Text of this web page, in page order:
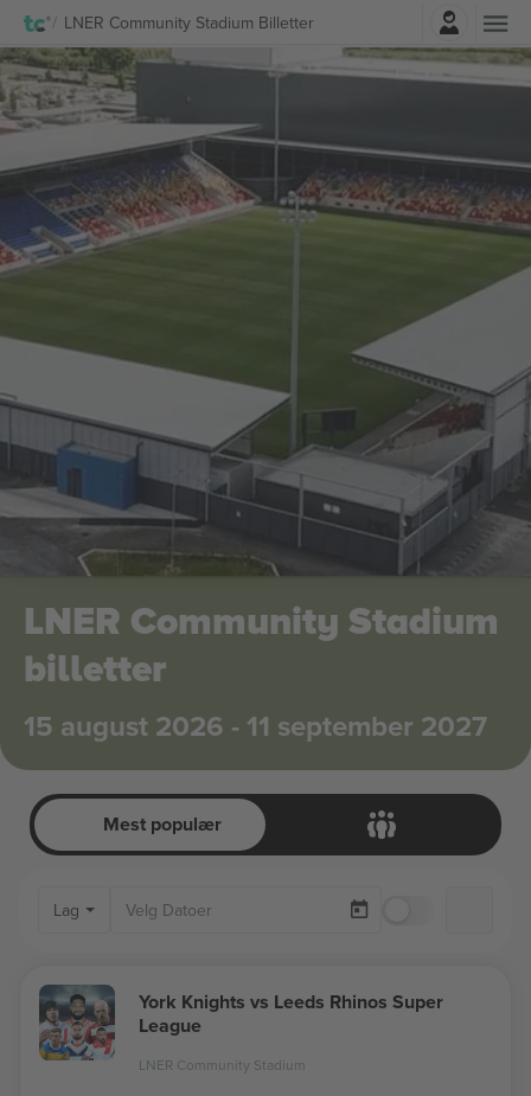
LNER Community Stadium BilletterLogg Inn
LNER Community Stadium
billetter
15 august 2026 - 11 september 2027
Mest populær
Lag
York Knights vs Leeds Rhinos Super
League
LNER Community Stadium